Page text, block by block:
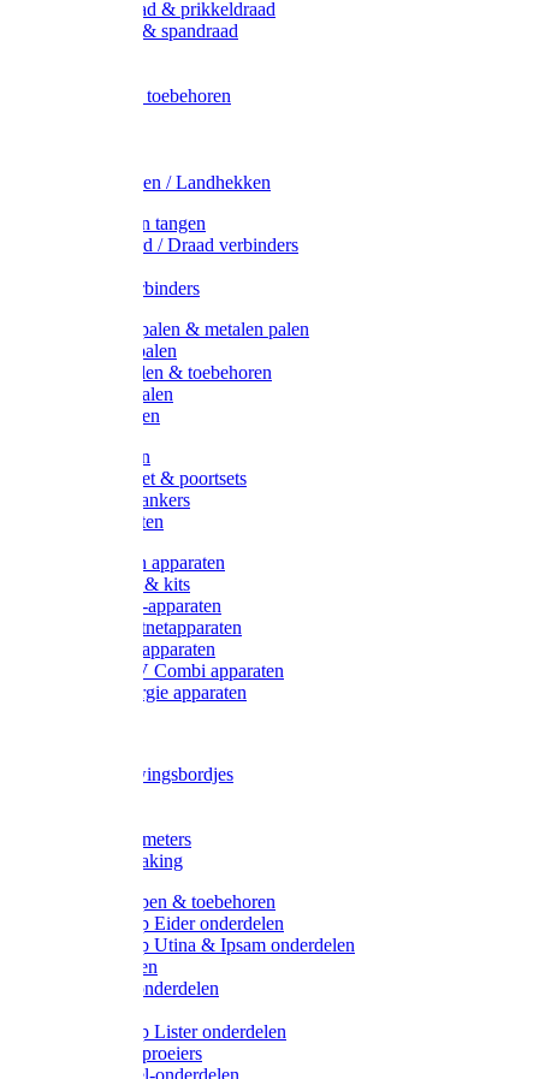
Metaal draad & prikkeldraad
Binddraad & spandraad
Afrasternet toebehoren
Weidehekken / Landhekken
Spanners en tangen
Lint / Koord / Draad verbinders
Litzclip verbinders
Recycling palen & metalen palen
Kunststof palen
T-Post t-palen & toebehoren
Glasfiber palen
Houten palen
Poortgrepen
Doorgangset & poortsets
Poortgreepankers
Weidepoorten
Onderdelen apparaten
Starter sets & kits
9V Batterij-apparaten
230V Lichtnetapparaten
12V Accu-apparaten
230V / 12V Combi apparaten
Zonne-energie apparaten
Waarschuwingsbordjes
Wegers en meters
Video bewaking
Weidepompen & toebehoren
Weidepomp Eider onderdelen
Weidepomp Utina & Ipsam onderdelen
Drinkbakken
Drinkbak onderdelen
Weidepomp Lister onderdelen
Nippels / Sproeiers
Drinknippel-onderdelen